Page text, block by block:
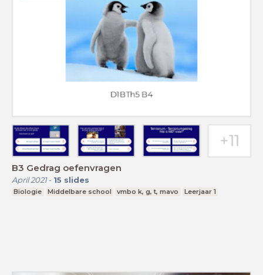
B3 Gedrag oefenvragen
April 2021- 15 slides
Biologie Middelbare school vmbo k, g, t, mavo Leerjaar 1